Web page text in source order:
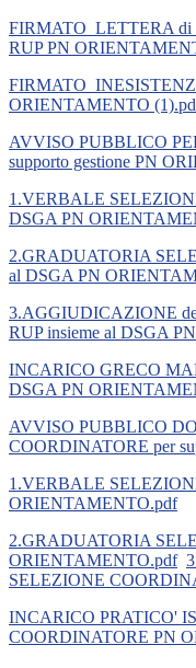
FIRMATO_LETTERA di
RUP PN
ORIENTAMENTO
AVVISO PUBBLICO
supporto gestione PN
1.VERBALE
DSGA PN
2.GRADUATORIA
al DSGA PN
3.AGGIUDICAZIONE
RUP insieme al DSGA
INCARICO GRECO
DSGA PN
AVVISO PUBBLICO
COORDINATORE per
1.VERBALE
ORIENTAMENTO.pdf
2.GRADUATORIA
ORIENTAMENTO.pdf
SELEZIONE
INCARICO PRATICO'
COORDINATORE PN